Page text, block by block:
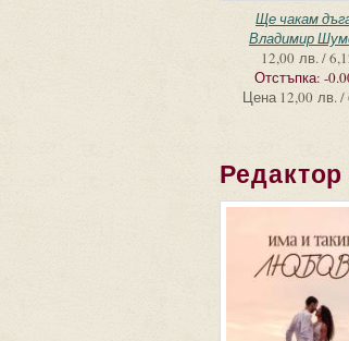
Ще чакам
Владимир
12,00 лв. /
Отстъпка: -
Цена 12,00 лв. /
Редактор